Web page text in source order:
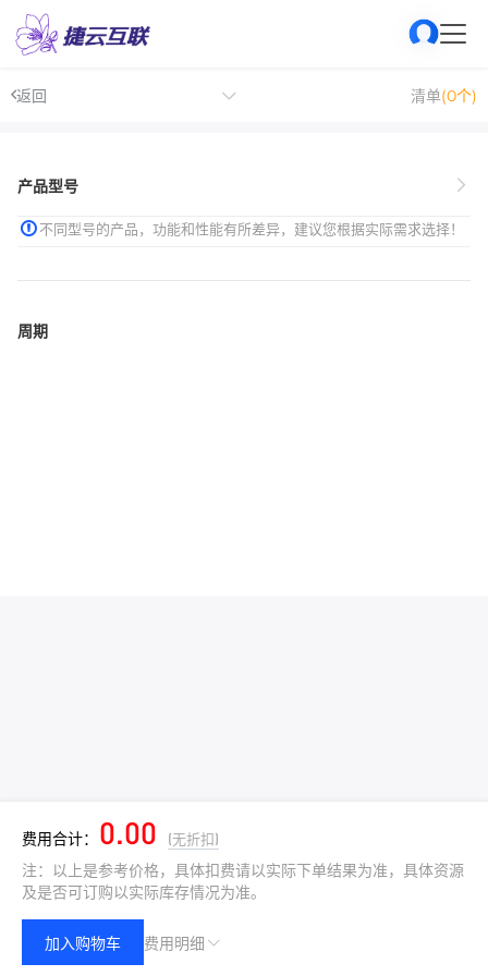
返回 清单(0个)
产品型号
不同型号的产品，功能和性能有所差异，建议您根据实际需求选择！
周期
费用合计： 0.00 (无折扣)
注：以上是参考价格，具体扣费请以实际下单结果为准，具体资源
及是否可订购以实际库存情况为准。
费用明细
加入购物车